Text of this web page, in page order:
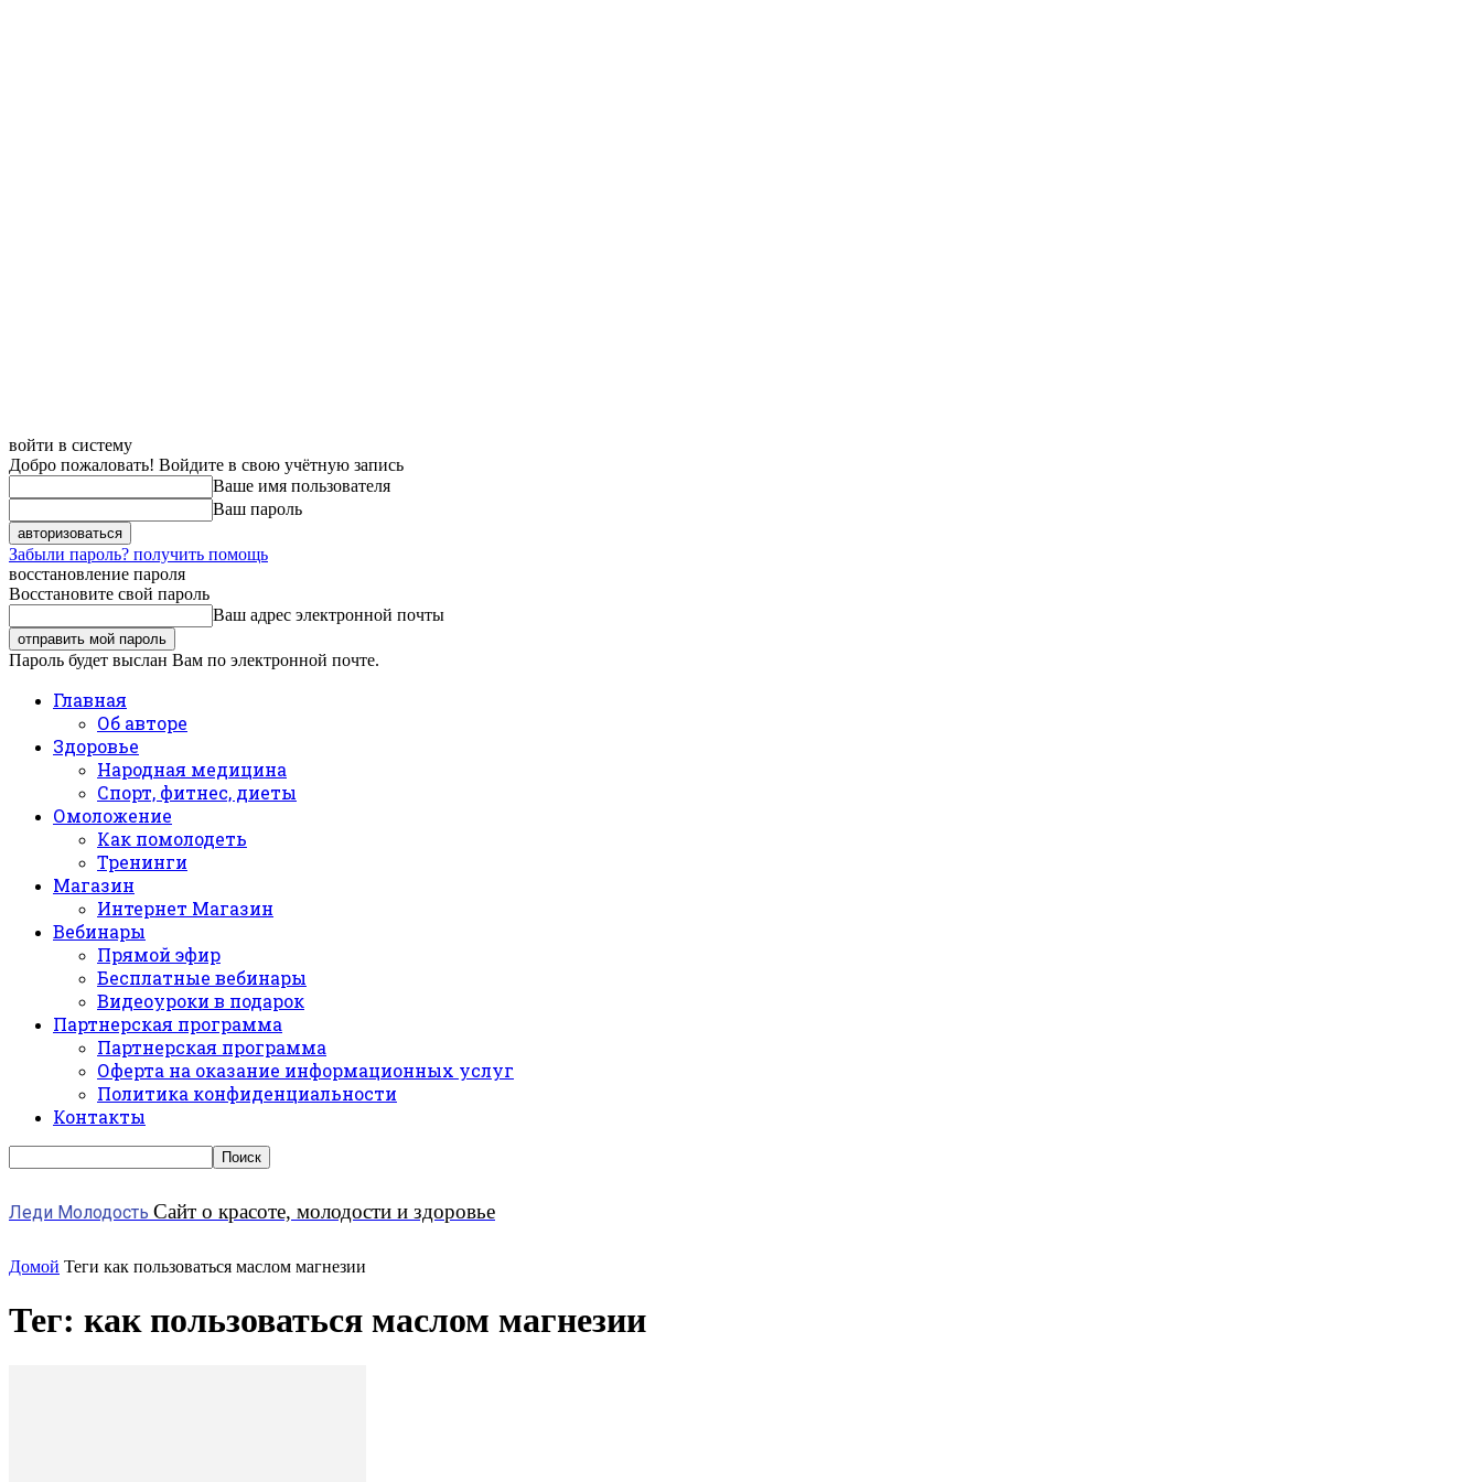
войти в систему
Добро пожаловать! Войдите в свою учётную запись
Ваше имя пользователя
Ваш пароль
Забыли пароль? получить помощь
восстановление пароля
Восстановите свой пароль
Ваш адрес электронной почты
Пароль будет выслан Вам по электронной почте.
Главная
Об авторе
Здоровье
Народная медицина
Спорт, фитнес, диеты
Омоложение
Как помолодеть
Тренинги
Магазин
Интернет Магазин
Вебинары
Прямой эфир
Бесплатные вебинары
Видеоуроки в подарок
Партнерская программа
Партнерская программа
Оферта на оказание информационных услуг
Политика конфиденциальности
Контакты
Леди Молодость Сайт о красоте, молодости и здоровье
Домой Теги как пользоваться маслом магнезии
Тег: как пользоваться маслом магнезии